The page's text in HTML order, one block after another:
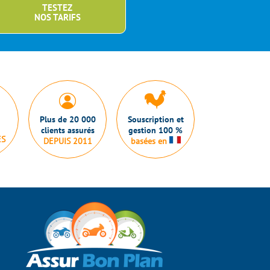
TESTEZ
NOS TARIFS
Plus de 20 000
clients assurés
DEPUIS 2011
Souscription et
gestion 100 %
basées en